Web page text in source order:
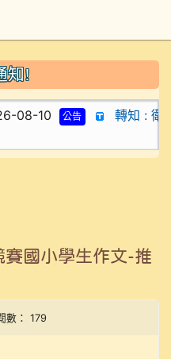
知!
08-10 公告 轉知 : 衛
賽國小學生作文-推
數： 179